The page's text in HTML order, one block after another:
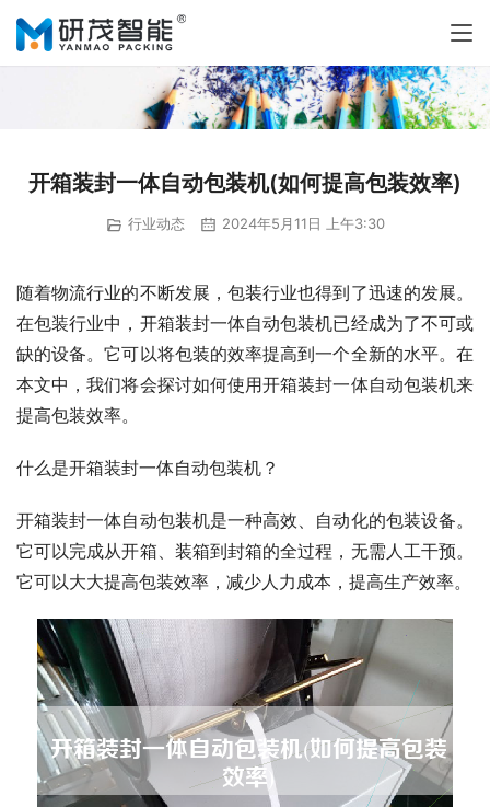
开箱装封一体自动包装机(如何提高包装效率)
行业动态 2024年5月11日 上午3:30
随着物流行业的不断发展，包装行业也得到了迅速的发展。
在包装行业中，开箱装封一体自动包装机已经成为了不可或
缺的设备。它可以将包装的效率提高到一个全新的水平。在
本文中，我们将会探讨如何使用开箱装封一体自动包装机来
提高包装效率。
什么是开箱装封一体自动包装机？
开箱装封一体自动包装机是一种高效、自动化的包装设备。
它可以完成从开箱、装箱到封箱的全过程，无需人工干预。
它可以大大提高包装效率，减少人力成本，提高生产效率。